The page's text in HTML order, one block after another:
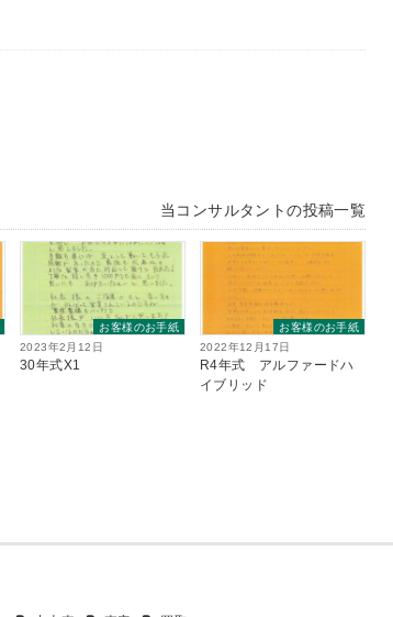
当コンサルタントの投稿一覧
お客様のお手紙
2023年2月12日
30年式X1
お客様のお手紙
2022年12月17日
R4年式 アルファードハ
イブリッド